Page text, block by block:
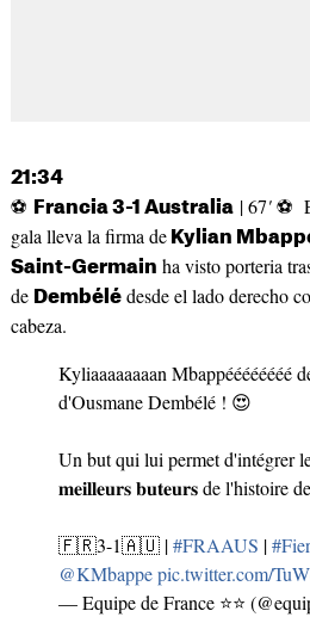
21:34
⚽ Francia 3-1 Australia| 67'⚽
gala lleva la firma deKylian
Saint-Germain ha visto porteria
de Dembélédesde el lado derecho
cabeza.
Kyliaaaaaaaan Mbappéééééééé
d'Ousmane Dembélé ! 😍
Un but qui lui permet d'intégrer
𝐦𝐞𝐢𝐥𝐥𝐞𝐮𝐫𝐬 𝐛𝐮𝐭𝐞𝐮𝐫𝐬 de
🇫🇷3-1🇦🇺 |#FRAAUS |
@KMbappepic.twitter.com/
— Equipe de France ⭐⭐